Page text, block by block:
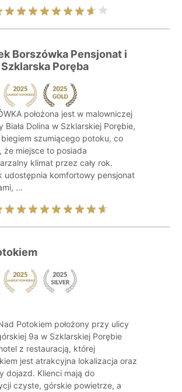
Borszówka Pensjonat i
Poręba
położona jest w malowniczej
Biała Dolina w Szklarskiej Porębie,
szumiącego potoku, co
że miejsce to posiada
klimat przez cały rok.
udostępnia komfortowy pensjonat
...
Potokiem położony przy ulicy
9a w Szklarskiej Porębie
z restauracją, której
jest atrakcyjna lokalizacja oraz
dojazd. Klienci mają do
czyste, górskie powietrze, a